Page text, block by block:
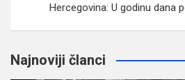
Hercegovina: U godinu dana
Najnoviji članci